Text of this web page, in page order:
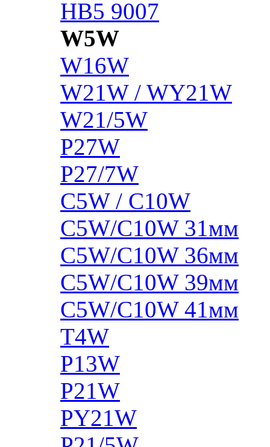
HB5 9007
W5W
W16W
W21W / WY21W
W21/5W
P27W
P27/7W
C5W / C10W
C5W/C10W 31мм
C5W/C10W 36мм
C5W/C10W 39мм
C5W/C10W 41мм
T4W
P13W
P21W
PY21W